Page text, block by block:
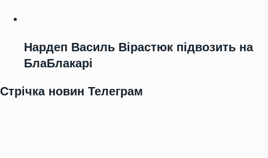
Нардеп Василь Вірастюк підвозить на
БлаБлакарі
Стрічка новин Телеграм